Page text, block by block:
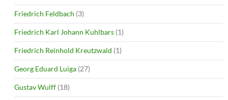
Friedrich Feldbach (3)
Friedrich Karl Johann Kuhlbars (1)
Friedrich Reinhold Kreutzwald (1)
Georg Eduard Luiga (27)
Gustav Wulff (18)